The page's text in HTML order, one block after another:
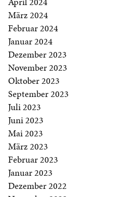
März 2024
Februar 2024
Januar 2024
Dezember 2023
November 2023
Oktober 2023
September 2023
Juli 2023
Juni 2023
Mai 2023
März 2023
Februar 2023
Januar 2023
Dezember 2022